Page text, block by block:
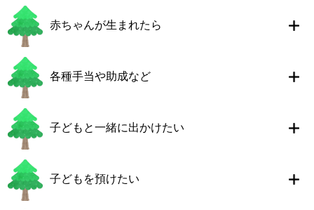
赤ちゃんが生まれたら
各種手当や助成など
子どもと一緒に出かけたい
子どもを預けたい